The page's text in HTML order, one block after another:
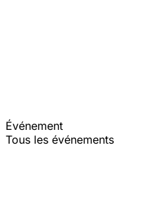
Événement
Tous les événements